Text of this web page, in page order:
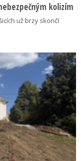
kolizím
už brzy skončí